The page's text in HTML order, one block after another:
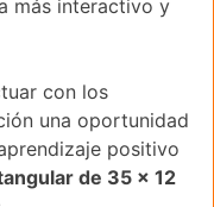
más interactivo y
con los
una oportunidad
positivo
de 35 x 12